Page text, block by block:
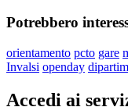
Potrebbero
orientamento pcto gare
Invalsi openday
Accedi ai